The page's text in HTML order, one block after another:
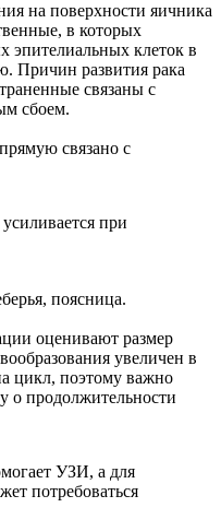
на поверхности яичника
в которых
эпителиальных клеток в
Причин развития рака
связаны с
сбоем.
связано с
при
поясница.
оценивают размер
увеличен в
цикл, поэтому важно
о продолжительности
УЗИ, а для
потребоваться